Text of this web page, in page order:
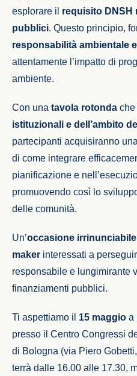
esplorare il requisito DNSH
pubblici. Questo principio,
responsabilità ambientale
attentamente l’impatto di
ambiente.
Con una tavola rotonda
istituzionali e dell’ambito
partecipanti acquisiranno
di come integrare
pianificazione e
promuovendo così lo
delle comunità.
Un’occasione
maker interessati a
responsabile e lungimirante
finanziamenti pubblici.
Ti aspettiamo il 15 maggio a
presso il Centro Congressi
di Bologna (via Piero
terrà dalle 16.00 alle 17.30,